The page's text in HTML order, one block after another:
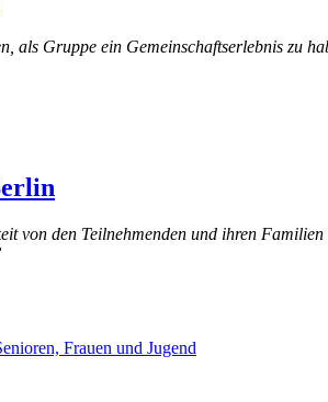
als Gruppe ein Gemeinschaftserlebnis zu
von den Teilnehmenden und ihren Familien